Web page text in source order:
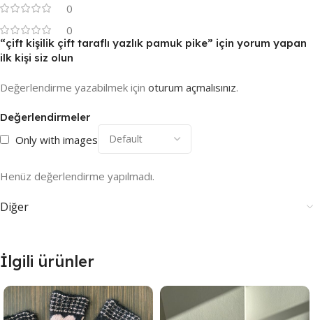
0
0
Değerlendirmeler
Only with images
Henüz değerlendirme yapılmadı.
“çift kişilik çift taraflı yazlık pamuk pike” için yorum yapan
ilk kişi siz olun
Değerlendirme yazabilmek için oturum açmalısınız.
Diğer
İlgili ürünler